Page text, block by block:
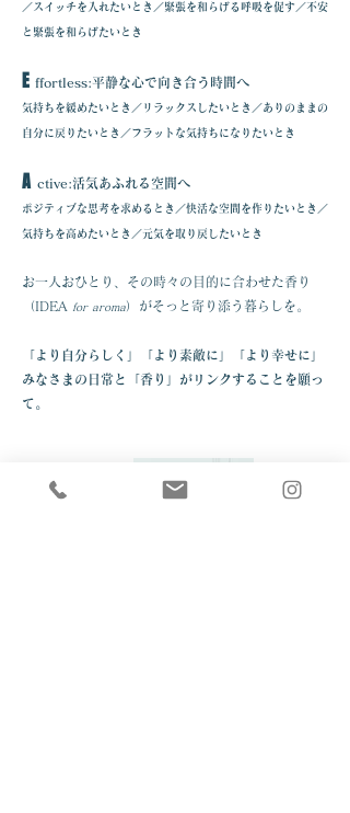
／スイッチを入れたいとき／緊張を和らげる呼吸を促す／不安
と緊張を和らげたいとき
E ffortless:平静な心で向き合う時間へ
気持ちを緩めたいとき／リラックスしたいとき ／ありのままの
自分に戻りたいとき／フラットな気持ちになりたいとき
Active:活気あふれる空間へ
ポジティブな思考を求めるとき／快活な空間を作りたいとき ／
気持ちを高めたいとき／元気を取り戻したいとき
お一人おひとり、その時々の目的に合わせた香り
（IDEA
for aroma）がそっと寄り添う暮らしを。
「より自分らしく」「より素敵に」「より幸せに」
みなさまの日常と「香り」がリンクすることを願っ
て。